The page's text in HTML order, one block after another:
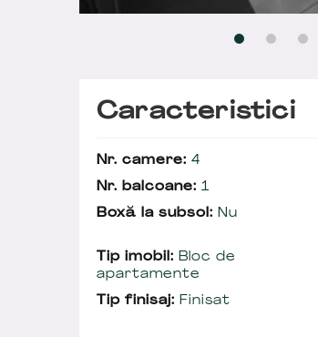
Caracteristici
Nr. camere: 4
Nr. balcoane: 1
Boxă la subsol: Nu
Tip imobil: Bloc de
apartamente
Tip finisaj: Finisat